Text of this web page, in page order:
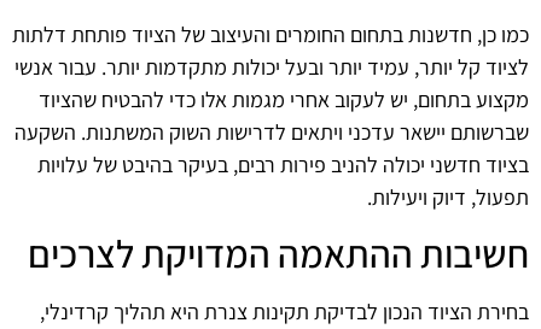
כמו כן, חדשנות בתחום החומרים והעיצוב של הציוד פותחת דלתות
לציוד קל יותר, עמיד יותר ובעל יכולות מתקדמות יותר. עבור אנשי
מקצוע בתחום, יש לעקוב אחרי מגמות אלו כדי להבטיח שהציוד
שברשותם יישאר עדכני ויתאים לדרישות השוק המשתנות. השקעה
בציוד חדשני יכולה להניב פירות רבים, בעיקר בהיבט של עלויות
תפעול, דיוק ויעילות.
חשיבות ההתאמה המדויקת לצרכים
בחירת הציוד הנכון לבדיקת תקינות צנרת היא תהליך קרדינלי,